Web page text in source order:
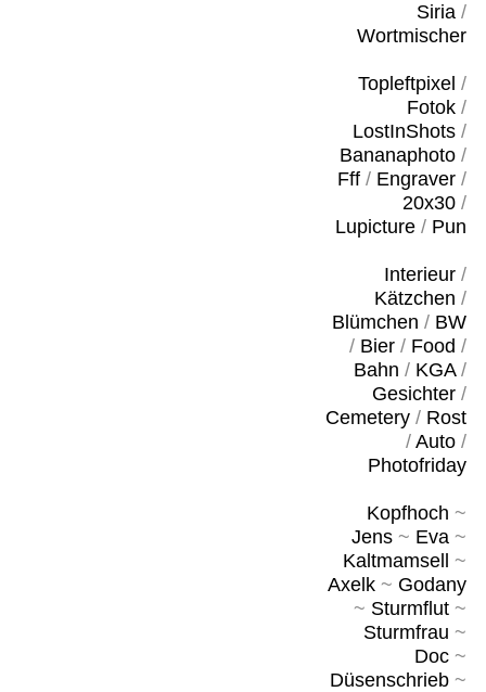
Siria/
Wortmischer
Topleftpixel /
Fotok/
LostInShots/
Bananaphoto/
Fff/ Engraver/
20x30/
Lupicture/ Pun
Interieur/
Kätzchen /
Blümchen / BW
/ Bier/ Food /
Bahn / KGA/
Gesichter/
Cemetery/ Rost
/ Auto/
Photofriday
Kopfhoch ~
Jens~ Eva~
Kaltmamsell
~
Axelk~ Godany
~ Sturmflut~
Sturmfrau ~
Doc~
Düsenschrieb~